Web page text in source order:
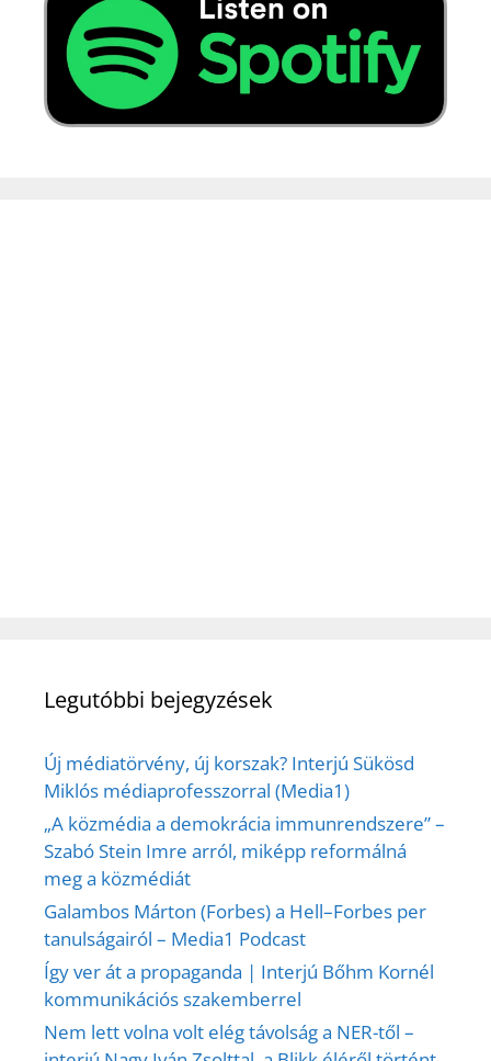
Legutóbbi bejegyzések
Új médiatörvény, új korszak? Interjú Sükösd
Miklós médiaprofesszorral (Media1)
„A közmédia a demokrácia immunrendszere” –
Szabó Stein Imre arról, miképp reformálná
meg a közmédiát
Galambos Márton (Forbes) a Hell–Forbes per
tanulságairól – Media1 Podcast
Így ver át a propaganda | Interjú Bőhm Kornél
kommunikációs szakemberrel
Nem lett volna volt elég távolság a NER-től –